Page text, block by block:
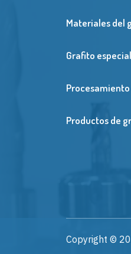
Materiales del
Grafito especial
Productos de
Copyright ©